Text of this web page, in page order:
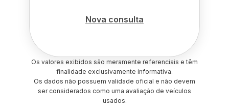
Nova consulta
Os valores exibidos são meramente referenciais e têm
finalidade exclusivamente informativa.
Os dados não possuem validade oficial e não devem
ser considerados como uma avaliação de veículos
usados.